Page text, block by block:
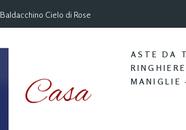
Baldacchino Cielo di Rose
ASTE DA
MANIGLIE